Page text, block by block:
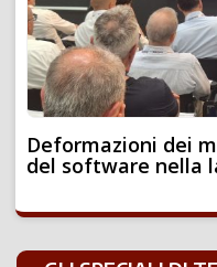
Deformazioni dei
del software nella